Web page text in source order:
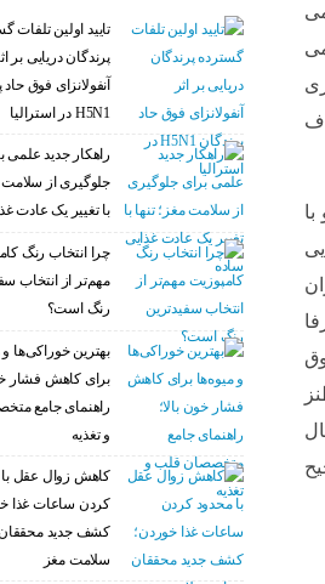
تایید اولین تلفات
پرندگان دریایی بر
آنفولانزای فوق
H5N1 در استرالیا
راهکار جدید علمی
جلوگیری از سلامت
با تغییر یک عادت
چرا انتخاب رنگ
مهم‌تر از انتخاب
رنگ است؟
بهترین خوراکی‌ها و
برای کاهش فشار
راهنمای جامع
و تغذیه
کاهش زوال عقل
کردن ساعات غذا
کشف جدید محققان
سلامت مغز